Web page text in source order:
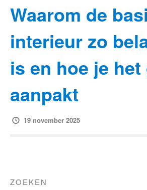
Waarom de
interieur zo
is en hoe je het
aanpakt
19 november 2025
ZOEKEN